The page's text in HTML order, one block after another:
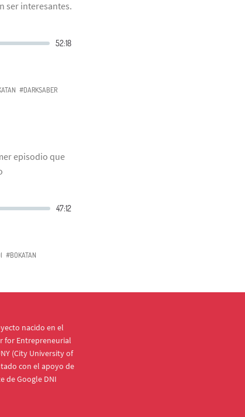
ser interesantes.
#DARKSABER
episodio que
#BOKATAN
nacido en el
for Entrepreneurial
(City University of
con el apoyo de
de Google DNI